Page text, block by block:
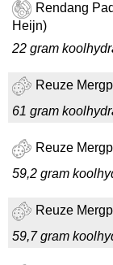
Rendang
Heijn)
22 gram
Reuze
61 gram
Reuze
59,2 gram
Reuze
59,7 gram